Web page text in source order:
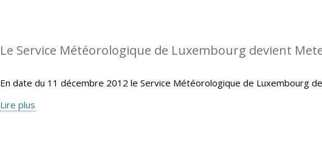
Le Service Météorologique de Luxembourg devient
En date du 11 décembre 2012 le Service Météorologique de Luxembourg
Lire plus